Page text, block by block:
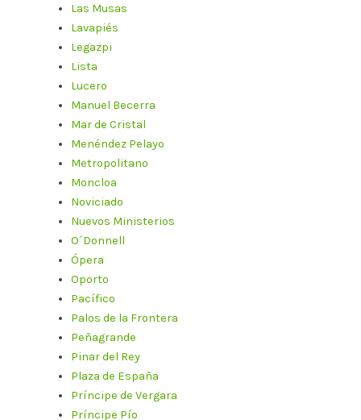
Las Musas
Lavapiés
Legazpi
Lista
Lucero
Manuel Becerra
Mar de Cristal
Menéndez Pelayo
Metropolitano
Moncloa
Noviciado
Nuevos Ministerios
O´Donnell
Ópera
Oporto
Pacífico
Palos de la Frontera
Peñagrande
Pinar del Rey
Plaza de España
Príncipe de Vergara
Príncipe Pío